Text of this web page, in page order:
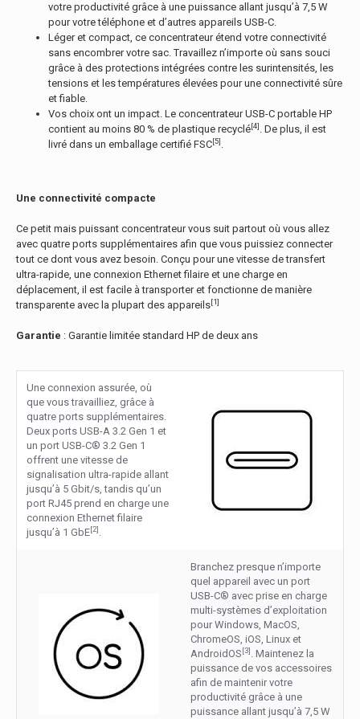
votre productivité grâce à une puissance allant jusqu’à 7,5 W
pour votre téléphone et d’autres appareils USB-C.
Léger et compact, ce concentrateur étend votre connectivité
sans encombrer votre sac. Travaillez n’importe où sans souci
grâce à des protections intégrées contre les surintensités, les
tensions et les températures élevées pour une connectivité sûre
et fiable.
Vos choix ont un impact. Le concentrateur USB-C portable HP
contient au moins 80 % de plastique recyclé[4]. De plus, il est
livré dans un emballage certifié FSC[5].
Une connectivité compacte
Ce petit mais puissant concentrateur vous suit partout où vous allez
avec quatre ports supplémentaires afin que vous puissiez connecter
tout ce dont vous avez besoin. Conçu pour une vitesse de transfert
ultra-rapide, une connexion Ethernet filaire et une charge en
déplacement, il est facile à transporter et fonctionne de manière
transparente avec la plupart des appareils[1]
Garantie : Garantie limitée standard HP de deux ans
Une connexion assurée, où
que vous travailliez, grâce à
quatre ports supplémentaires.
Deux ports USB-A 3.2 Gen 1 et
un port USB-C® 3.2 Gen 1
offrent une vitesse de
signalisation ultra-rapide allant
jusqu’à 5 Gbit/s, tandis qu’un
port RJ45 prend en charge une
connexion Ethernet filaire
jusqu’à 1 GbE[2].
Branchez presque n’importe
quel appareil avec un port
USB-C® avec prise en charge
multi-systèmes d’exploitation
pour Windows, MacOS,
ChromeOS, iOS, Linux et
AndroidOS[3]. Maintenez la
puissance de vos accessoires
afin de maintenir votre
productivité grâce à une
puissance allant jusqu’à 7,5 W